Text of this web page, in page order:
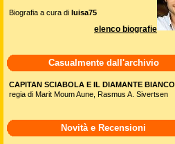
Biografia a cura di luisa75
elenco biografie
Casualmente dall'archivio
CAPITAN SCIABOLA E IL DIAMANTE BIANCO
regia di Marit Moum Aune, Rasmus A. Sivertsen
Novità e Recensioni